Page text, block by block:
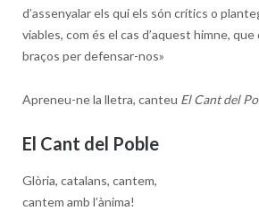
d’assenyalar els qui els són crítics o
viables, com és el cas d’aquest himne,
braços per defensar-nos»
Apreneu-ne la lletra, canteu El Cant del
El Cant del Poble
Glòria, catalans, cantem,
cantem amb l’ànima!